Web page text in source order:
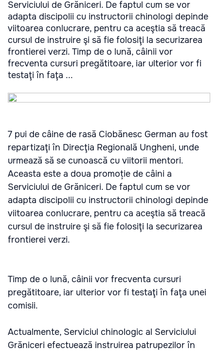
Serviciului de Grăniceri. De faptul cum se vor
adapta discipolii cu instructorii chinologi depinde
viitoarea conlucrare, pentru ca aceştia să treacă
cursul de instruire şi să fie folosiţi la securizarea
frontierei verzi. Timp de o lună, câinii vor
frecventa cursuri pregătitoare, iar ulterior vor fi
testaţi în faţa ...
7 pui de câine de rasă Ciobănesc German au fost
repartizaţi în Direcţia Regională Ungheni, unde
urmează să se cunoască cu viitorii mentori.
Aceasta este a doua promoție de câini a
Serviciului de Grăniceri. De faptul cum se vor
adapta discipolii cu instructorii chinologi depinde
viitoarea conlucrare, pentru ca aceştia să treacă
cursul de instruire şi să fie folosiţi la securizarea
frontierei verzi.
Timp de o lună, câinii vor frecventa cursuri
pregătitoare, iar ulterior vor fi testaţi în faţa unei
comisii.
Actualmente, Serviciul chinologic al Serviciului
Grăniceri efectuează instruirea patrupezilor în